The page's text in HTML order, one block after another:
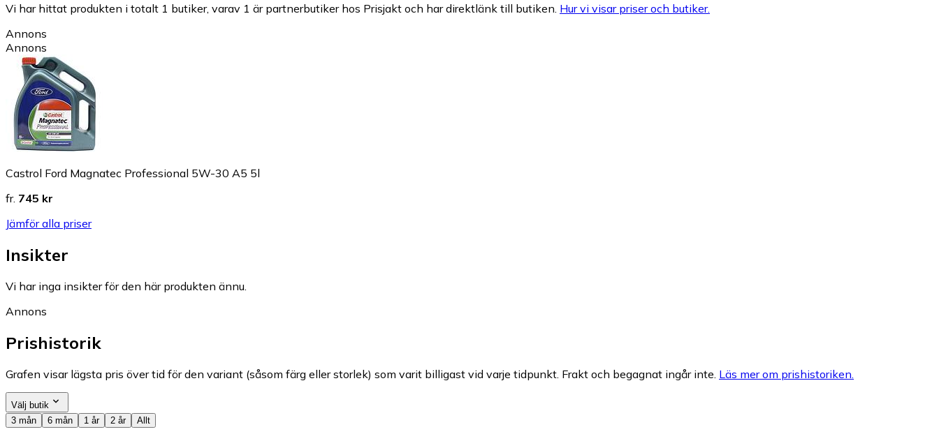
Vi har hittat produkten i totalt 1 butiker, varav 1 är partnerbutiker hos Prisjakt och har direktlänk till butiken. Hur vi visar priser och butiker.
Annons
Annons
Castrol Ford Magnatec Professional 5W-30 A5 5l
fr. 745 kr
Jämför alla priser
Insikter
Vi har inga insikter för den här produkten ännu.
Annons
Prishistorik
Grafen visar lägsta pris över tid för den variant (såsom färg eller storlek) som varit billigast vid varje tidpunkt. Frakt och begagnat ingår inte. Läs mer om prishistoriken.
Välj butik
3 mån
6 mån 1 år 2 år Allt